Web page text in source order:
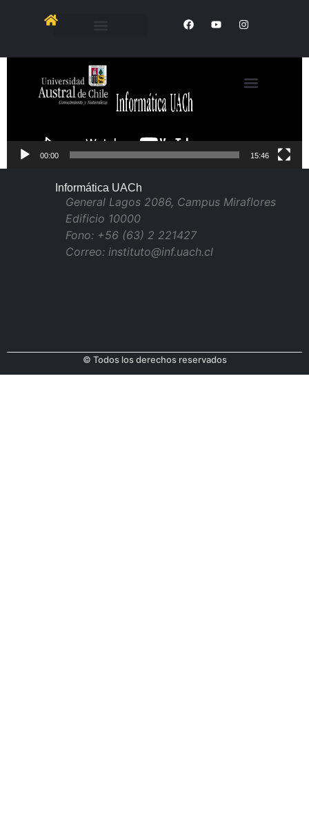
00:00 15:46
Informática UACh
General Lagos 2086, Campus Miraflores
Edificio 10000
Fono: +56 (63) 2 221427
Correo: instituto@inf.uach.cl
© Todos los derechos reservados